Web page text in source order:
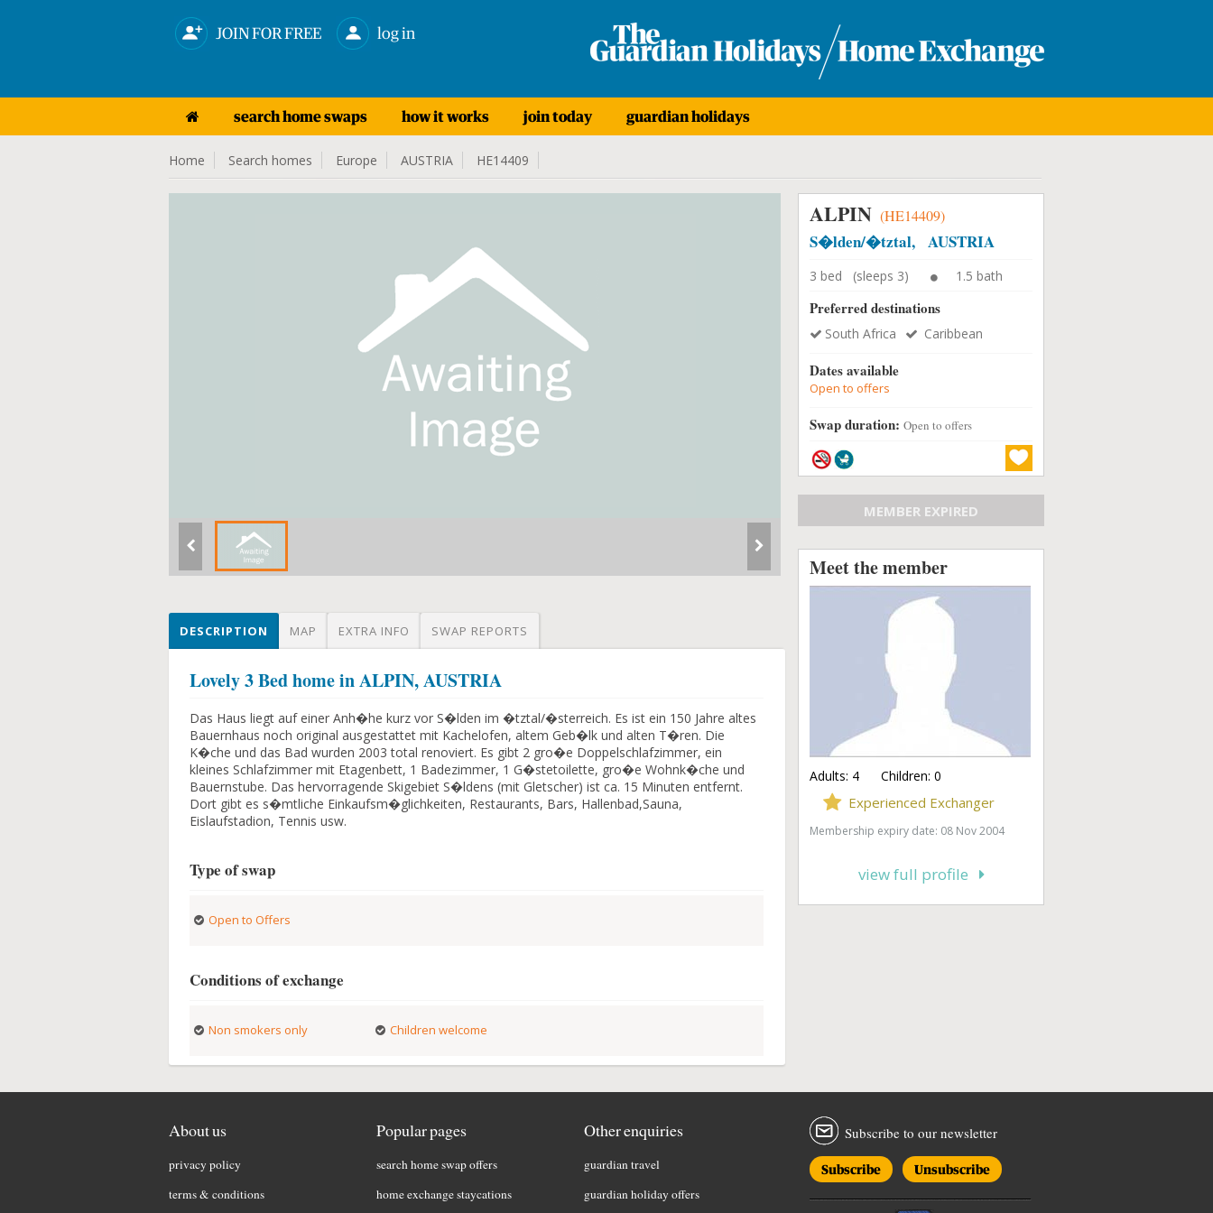
JOIN FOR FREE log in
search home swaps how it works join today guardian holidays
Home Search homes Europe AUSTRIA HE14409
DESCRIPTION MAP EXTRA INFO SWAP REPORTS
Lovely 3 Bed home in ALPIN, AUSTRIA
Das Haus liegt auf einer Anh�he kurz vor S�lden im �tztal/�sterreich. Es ist ein 150 Jahre altes
Bauernhaus noch original ausgestattet mit Kachelofen, altem Geb�lk und alten T�ren. Die
K�che und das Bad wurden 2003 total renoviert. Es gibt 2 gro�e Doppelschlafzimmer, ein
kleines Schlafzimmer mit Etagenbett, 1 Badezimmer, 1 G�stetoilette, gro�e Wohnk�che und
Bauernstube. Das hervorragende Skigebiet S�ldens (mit Gletscher) ist ca. 15 Minuten entfernt.
Dort gibt es s�mtliche Einkaufsm�glichkeiten, Restaurants, Bars, Hallenbad,Sauna,
Eislaufstadion, Tennis usw.
Type of swap
Open to Offers
Conditions of exchange
Non smokers only Children welcome
ALPIN (HE14409)
S�lden/�tztal, AUSTRIA
3 bed (sleeps 3) 1.5 bath
Preferred destinations
South Africa Caribbean
Dates available
Open to offers
Swap duration: Open to offers
MEMBER EXPIRED
Meet the member
Adults: 4 Children: 0
Experienced Exchanger
Membership expiry date: 08 Nov 2004
view full profile
About us
privacy policy
terms & conditions
Popular pages
search home swap offers
home exchange staycations
Other enquiries
guardian travel
guardian holiday offers
Subscribe to our newsletter
Subscribe Unsubscribe